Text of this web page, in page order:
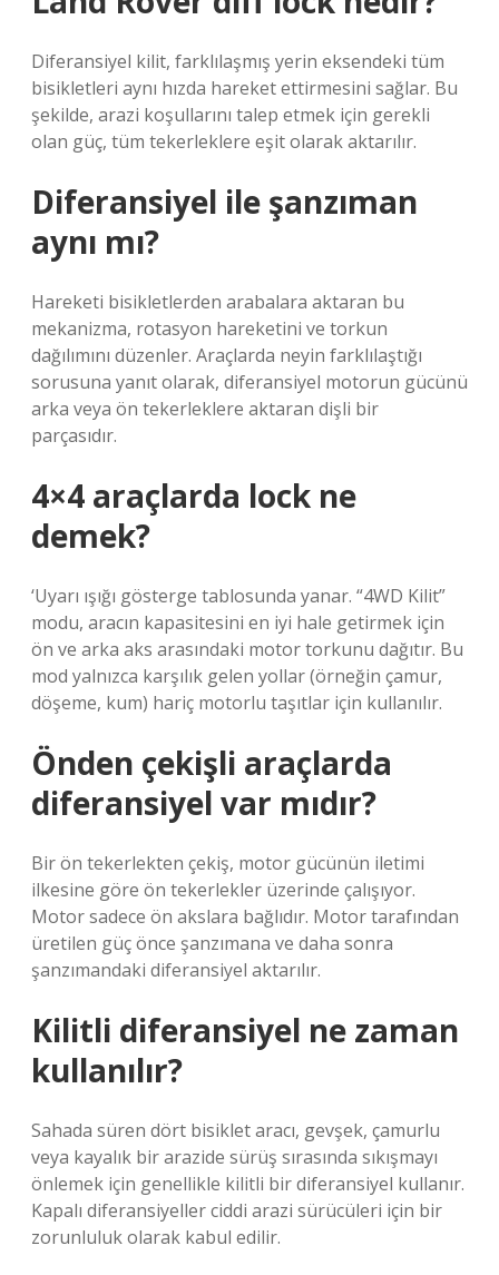
Diferansiyel kilit, farklılaşmış yerin eksendeki tüm
bisikletleri aynı hızda hareket ettirmesini sağlar. Bu
şekilde, arazi koşullarını talep etmek için gerekli
olan güç, tüm tekerleklere eşit olarak aktarılır.
Diferansiyel ile şanzıman
aynı mı?
Hareketi bisikletlerden arabalara aktaran bu
mekanizma, rotasyon hareketini ve torkun
dağılımını düzenler. Araçlarda neyin farklılaştığı
sorusuna yanıt olarak, diferansiyel motorun gücünü
arka veya ön tekerleklere aktaran dişli bir
parçasıdır.
4×4 araçlarda lock ne
demek?
‘Uyarı ışığı gösterge tablosunda yanar. “4WD Kilit”
modu, aracın kapasitesini en iyi hale getirmek için
ön ve arka aks arasındaki motor torkunu dağıtır. Bu
mod yalnızca karşılık gelen yollar (örneğin çamur,
döşeme, kum) hariç motorlu taşıtlar için kullanılır.
Önden çekişli araçlarda
diferansiyel var mıdır?
Bir ön tekerlekten çekiş, motor gücünün iletimi
ilkesine göre ön tekerlekler üzerinde çalışıyor.
Motor sadece ön akslara bağlıdır. Motor tarafından
üretilen güç önce şanzımana ve daha sonra
şanzımandaki diferansiyel aktarılır.
Kilitli diferansiyel ne zaman
kullanılır?
Sahada süren dört bisiklet aracı, gevşek, çamurlu
veya kayalık bir arazide sürüş sırasında sıkışmayı
önlemek için genellikle kilitli bir diferansiyel kullanır.
Kapalı diferansiyeller ciddi arazi sürücüleri için bir
zorunluluk olarak kabul edilir.